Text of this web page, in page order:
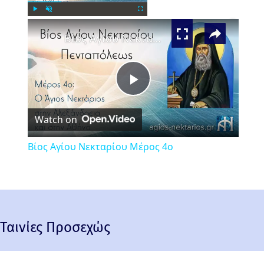
×
Play
Video
Βίος Αγίου Νεκταρίου Μέρος 4ο
Watch on
Βίος Αγίου Νεκταρίου Μέρος 4ο
Ταινίες Προσεχώς